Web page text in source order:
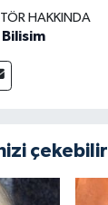
HAKKINDA
Bilisim
çekebilir